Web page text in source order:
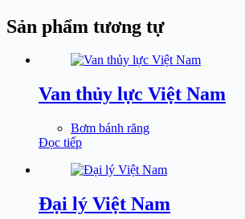
Sản phẩm tương tự
Van thủy lực Việt Nam
Bơm bánh răng
Đọc tiếp
Đại lý Việt Nam